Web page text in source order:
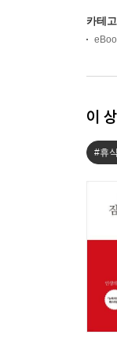
카테
이
#휴